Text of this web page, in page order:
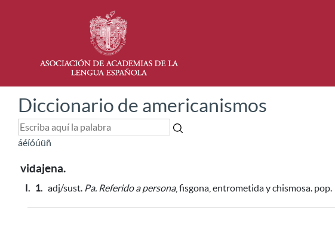
Diccionario de americanismos
áéíóúüñ
vidajena.
I. 1. adj/sust. Pa. Referido a persona, fisgona, entrometida y chismosa. pop.